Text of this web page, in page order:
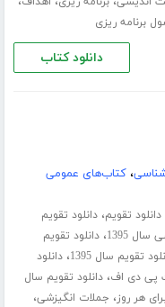
برنامه ریزی
دانلود کتاب
،کتاب‌های عمومی
دانلود تقویم،دانلود تقویم
1395 ،دانلود تقویم
تقویم سال 1395 ،دانلود
،دانلود تقویم سال
هر روز، جملات انگیزشی،